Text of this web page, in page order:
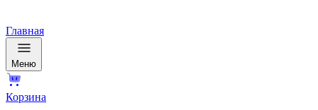
Главная
Меню
Корзина